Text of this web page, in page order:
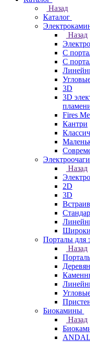
Назад
Каталог
Назад
С
С
3D
3D
Fires
Кантри
Электроочаги
Назад
2D
3D
Порталы для
Назад
Биокамины
Назад